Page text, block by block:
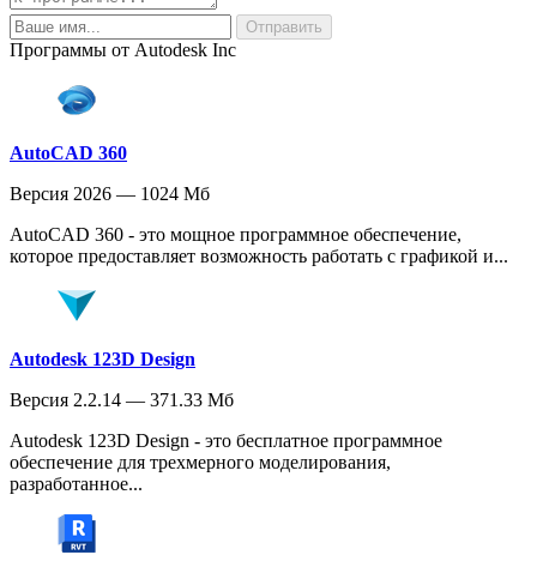
Программы от Autodesk Inc
AutoCAD 360
Версия 2026 — 1024 Мб
AutoCAD 360 - это мощное программное обеспечение,
которое предоставляет возможность работать с графикой и...
Autodesk 123D Design
Версия 2.2.14 — 371.33 Мб
Autodesk 123D Design - это бесплатное программное
обеспечение для трехмерного моделирования,
разработанное...